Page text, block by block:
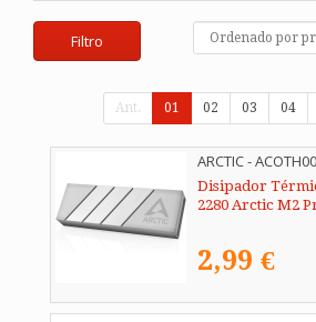
Filtro
Ant. 01 02 03 04
ARCTIC -
Disipador
2280 Arctic M2
2,99 €